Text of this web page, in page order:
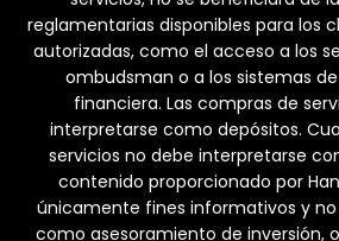
reglamentarias disponibles para los
autorizadas, como el acceso a los
ombudsman o a los sistemas
financiera. Las compras de
interpretarse como depósitos.
servicios no debe interpretarse
contenido proporcionado por
únicamente fines informativos y
como asesoramiento de inversión,